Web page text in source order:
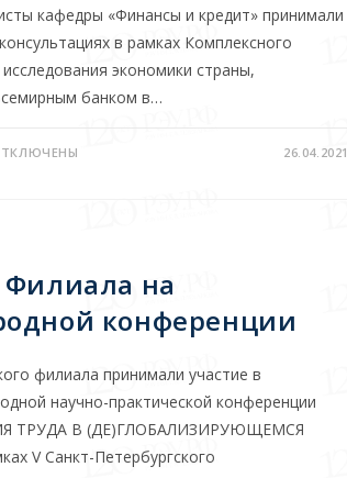
кафедры «Финансы и кредит» принимали
в рамках Комплексного
экономики страны,
банком в…
26.04.2021
на
конференции
филиала принимали участие в
научно-практической конференции
ТРУДА В (ДЕ)ГЛОБАЛИЗИРУЮЩЕМСЯ
V Санкт-Петербургского